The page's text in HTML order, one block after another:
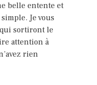
belle entente et
Je vous
qui sortiront le
attention à
rien